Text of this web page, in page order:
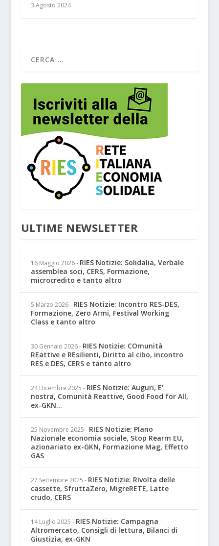
3 Agosto 2024
ULTIME NEWSLETTER
16 Maggio 2026 - RIES Notizie: Solidalia, Verbale
assemblea soci, CERS, Formazione,
microcredito e tanto altro
5 Marzo 2026 - RIES Notizie: Incontro RES-DES,
Formazione, Zero Armi, Festival Working
Class e tanto altro
30 Gennaio 2026 - RIES Notizie: COmunità
REattive e REsilienti, Diritto al cibo, incontro
RES e DES, CERS e tanto altro
24 Dicembre 2025 - RIES Notizie: Auguri, E'
nostra, Comunità Reattive, Good Food for All,
ex-GKN...
25 Novembre 2025 - RIES Notizie: PIano
Nazionale economia sociale, Stop Rearm EU,
azionariato ex-GKN, Formazione Mag, Effetto
GAS
27 Settembre 2025 - RIES Notizie: Rivolta delle
cassette, SfruttaZero, MigreRETE, Latte
crudo, CERS
14 Luglio 2025 - RIES Notizie: Campagna
Altromercato, Consigli di lettura, Bilanci di
Giustizia, ex-GKN